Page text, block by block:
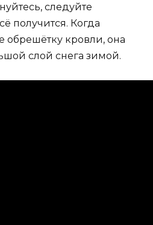
следуйте
получится. Когда
обрешётку кровли, она
слой снега зимой.